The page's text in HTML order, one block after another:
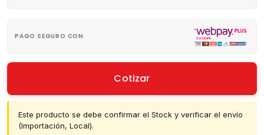
PAGO SEGURO CON
Cotizar
Este producto se debe confirmar el Stock y verificar el envío
(Importación, Local).